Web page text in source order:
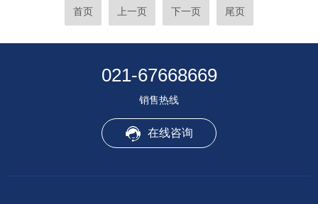
首页 上一页 下一页 尾页
021-67668669
销售热线
在线咨询